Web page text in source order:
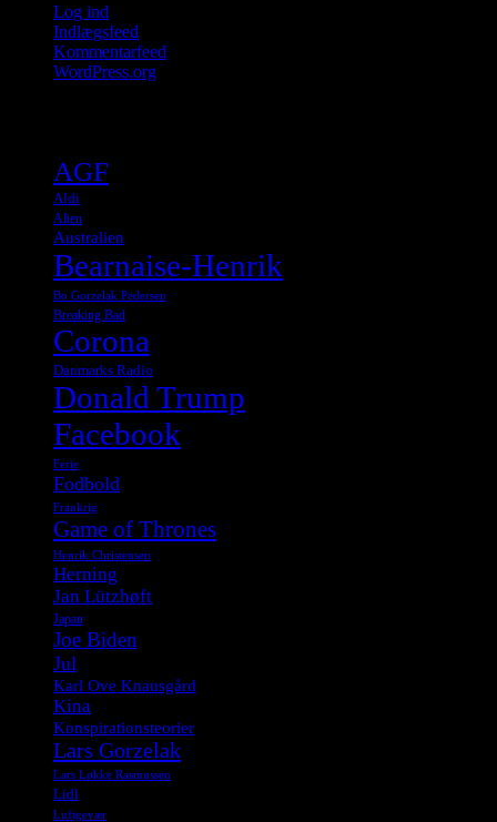
Log ind
Indlægsfeed
Kommentarfeed
WordPress.org
AGF
Aldi
Alien
Australien
Bearnaise-Henrik
Bo Gorzelak Pedersen
Breaking Bad
Corona
Danmarks Radio
Donald Trump
Facebook
Ferie
Fodbold
Frankrig
Game of Thrones
Henrik Christensen
Herning
Jan Lützhøft
Japan
Joe Biden
Jul
Karl Ove Knausgård
Kina
Konspirationsteorier
Lars Gorzelak
Lars Løkke Rasmussen
Lidl
Luftgevær